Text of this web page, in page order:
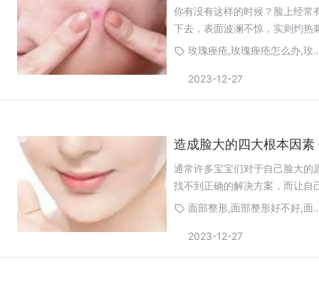
你有没有这样的时候？脸上经常
下去，表面波澜不惊，实则灼热
玫瑰痤疮,玫瑰
2023-12-27
造成脸大的四大根本因
通常许多宝宝们对于自己脸大的
找不到正确的解决方案，而让自
面部整形,面部整
2023-12-27